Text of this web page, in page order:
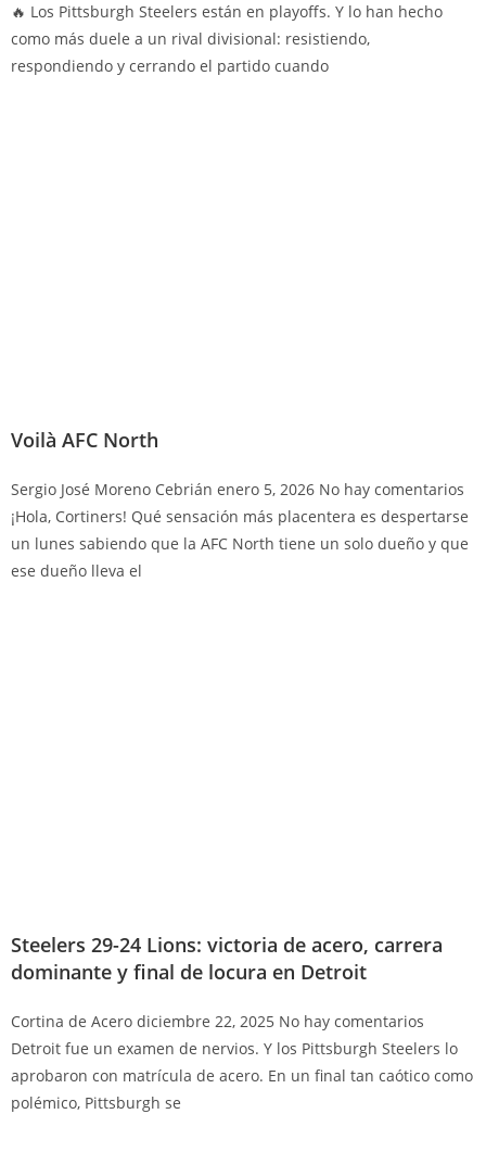
🔥 Los Pittsburgh Steelers están en playoffs. Y lo han hecho
como más duele a un rival divisional: resistiendo,
respondiendo y cerrando el partido cuando
Voilà AFC North
Sergio José Moreno Cebrián enero 5, 2026 No hay comentarios
¡Hola, Cortiners! Qué sensación más placentera es despertarse
un lunes sabiendo que la AFC North tiene un solo dueño y que
ese dueño lleva el
Steelers 29-24 Lions: victoria de acero, carrera
dominante y final de locura en Detroit
Cortina de Acero diciembre 22, 2025 No hay comentarios
Detroit fue un examen de nervios. Y los Pittsburgh Steelers lo
aprobaron con matrícula de acero. En un final tan caótico como
polémico, Pittsburgh se